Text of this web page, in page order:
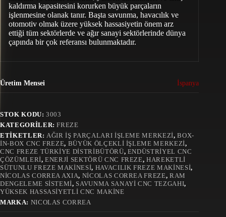
kaldırma kapasitesini korurken büyük parçaların
işlenmesine olanak tanır. Başta savunma, havacılık ve
otomotiv olmak üzere yüksek hassasiyetin önem arz
ettiği tüm sektörlerde ve ağır sanayi sektörlerinde dünya
çapında bir çok referansı bulunmaktadır.
Üretim Mensei İspanya
STOK KODU:3003
KATEGORILER:FREZE
ETIKETLER: AĞIR IŞ PARÇALARI IŞLEME MERKEZI,BOX-
IN-BOX CNC FREZE, BÜYÜK ÖLÇEKLI IŞLEME MERKEZI,
CNC FREZE TÜRKIYE DISTRIBÜTÖRÜ, ENDÜSTRIYEL CNC
ÇÖZÜMLERI,ENERJI SEKTÖRÜ CNC FREZE,HAREKETLI
SÜTUNLU FREZE MAKINESI, HAVACILIK FREZE MAKINESI,
NICOLAS CORREA AXIA, NICOLAS CORREA FREZE, RAM
DENGELEME SISTEMI, SAVUNMA SANAYI CNC TEZGAHI,
YÜKSEK HASSASIYETLI CNC MAKINE
MARKA: NICOLAS CORREA